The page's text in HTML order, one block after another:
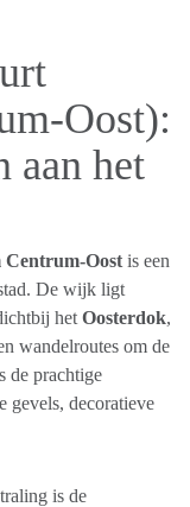
Oost):
aan het
Centrum-Oost is een
De wijk ligt
het Oosterdok,
wandelroutes om de
de prachtige
gevels, decoratieve
is de